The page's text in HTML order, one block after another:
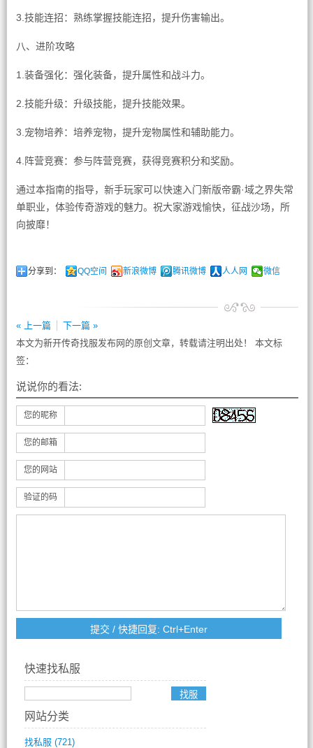
3.技能连招：熟练掌握技能连招，提升伤害输出。
八、进阶攻略
1.装备强化：强化装备，提升属性和战斗力。
2.技能升级：升级技能，提升技能效果。
3.宠物培养：培养宠物，提升宠物属性和辅助能力。
4.阵营竞赛：参与阵营竞赛，获得竞赛积分和奖励。
通过本指南的指导，新手玩家可以快速入门新版帝霸·域之界失常
单职业，体验传奇游戏的魅力。祝大家游戏愉快，征战沙场，所
向披靡！
分享到： QQ空间 新浪微博 腾讯微博 人人网 微信
« 上一篇
下一篇 »
本文为新开传奇找服发布网的原创文章，转载请注明出处！ 本文标
签：
说说你的看法:
您的昵称
您的邮箱
您的网站
验证的码
快速找私服
网站分类
找私服 (721)